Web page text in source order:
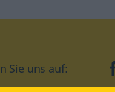
Sie uns auf: